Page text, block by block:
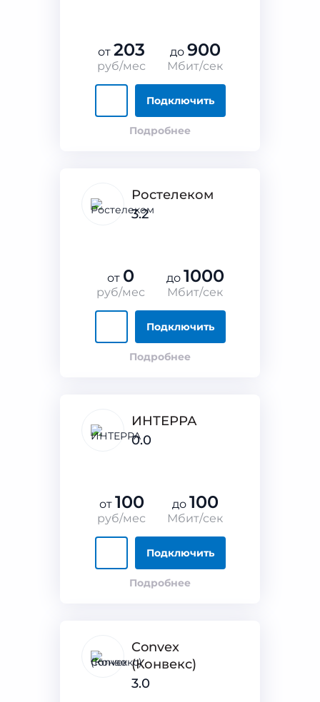
от 203
руб/мес
до 900
Мбит/сек
Подключить
Подробнее
Ростелеком
3.2
от 0
руб/мес
до 1000
Мбит/сек
Подключить
Подробнее
ИНТЕРРА
0.0
от 100
руб/мес
до 100
Мбит/сек
Подключить
Подробнее
Convex
(Конвекс)
3.0